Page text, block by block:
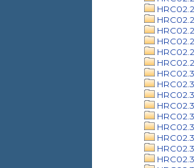
HRC02.3